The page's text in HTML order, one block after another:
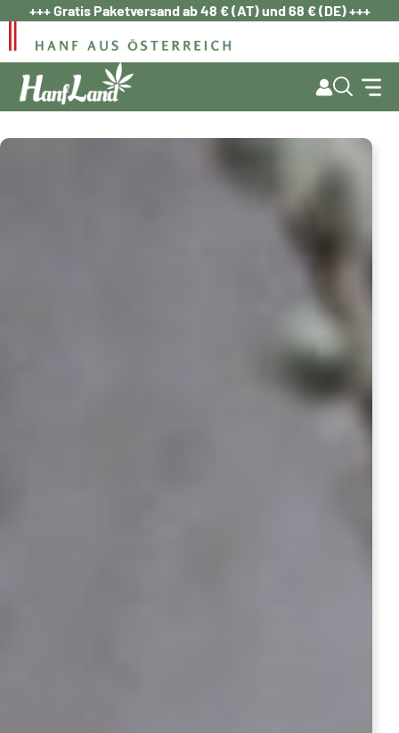
Zum
Inhalt
springen
+++ Gratis Paketversand ab 48 € (AT) und 68 € (DE) +++